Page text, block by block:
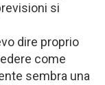
si
dire proprio
come
sembra una